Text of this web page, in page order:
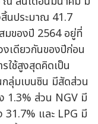
นประมาณ 41.7
มของปี 2564 อยู่ที่
เดียวกันของปีก่อน
ใช้สูงสุดคิดเป็น
ลุ่มเบนซิน มีสัดส่วน
1.3% ส่วน NGV มี
31.7% และ LPG มี